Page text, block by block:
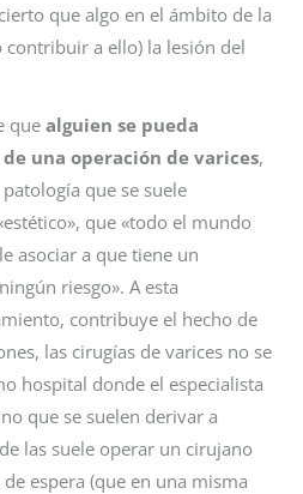
que algo en el ámbito de la
contribuir a ello) la lesión del
que alguien se pueda
una operación de varices,
que se suele
que «todo el mundo
asociar a que tiene un
riesgo». A esta
contribuye el hecho de
las cirugías de varices no se
hospital donde el especialista
que se suelen derivar a
las suele operar un cirujano
espera (que en una misma